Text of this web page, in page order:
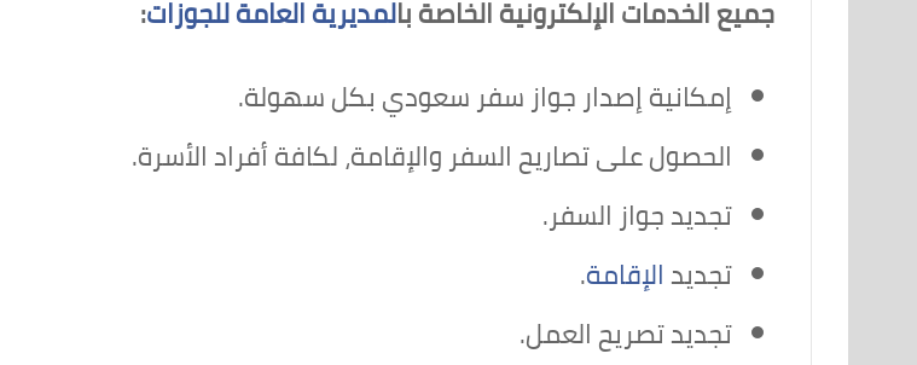
جميع الخدمات الإلكترونية الخاصة بالمديرية العامة للجوزات:
إمكانية إصدار جواز سفر سعودي بكل سهولة.
الحصول على تصاريح السفر والإقامة، لكافة أفراد الأسرة.
تجديد جواز السفر.
تجديدالإقامة.
تجديد تصريح العمل.